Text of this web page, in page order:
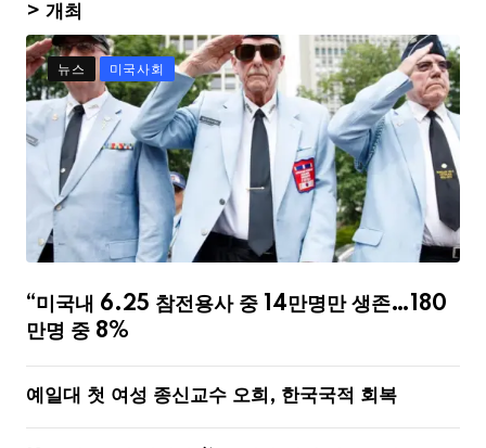
> 개최
뉴스 미국사회
“미국내 6.25 참전용사 중 14만명만 생존…180
만명 중 8%
예일대 첫 여성 종신교수 오희, 한국국적 회복